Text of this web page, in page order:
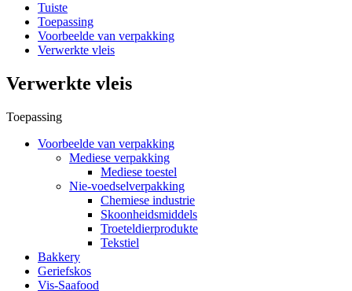
Tuiste
Toepassing
Voorbeelde van verpakking
Verwerkte vleis
Verwerkte vleis
Toepassing
Voorbeelde van verpakking
Mediese verpakking
Mediese toestel
Nie-voedselverpakking
Chemiese industrie
Skoonheidsmiddels
Troeteldierprodukte
Tekstiel
Bakkery
Geriefskos
Vis-Saafood